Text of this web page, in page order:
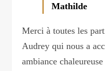
Mathilde
Merci à toutes les
Audrey qui nous a
ambiance